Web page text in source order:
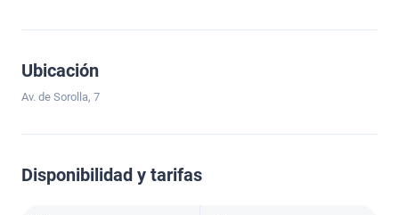
Ubicación
Av. de Sorolla, 7
Disponibilidad y tarifas